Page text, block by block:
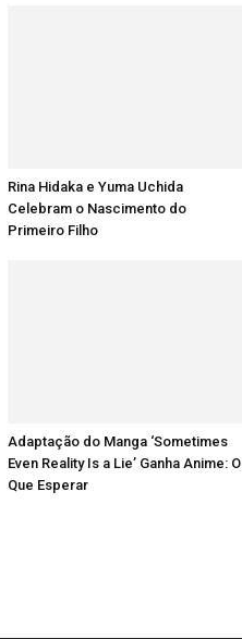
Rina Hidaka e Yuma Uchida
Celebram o Nascimento do
Primeiro Filho
Adaptação do Manga ‘Sometimes
Even Reality Is a Lie’ Ganha Anime: O
Que Esperar